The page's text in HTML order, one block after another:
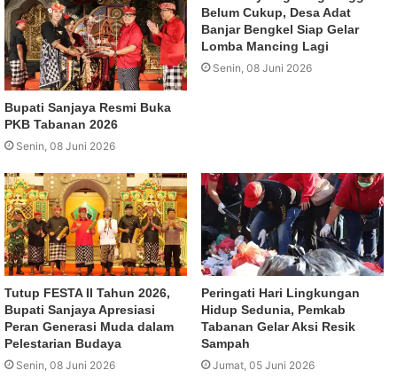
Bupati Sanjaya Resmi Buka
PKB Tabanan 2026
Senin, 08 Juni 2026
Belum Cukup, Desa Adat
Banjar Bengkel Siap Gelar
Lomba Mancing Lagi
Senin, 08 Juni 2026
Tutup FESTA II Tahun 2026,
Bupati Sanjaya Apresiasi
Peran Generasi Muda dalam
Pelestarian Budaya
Senin, 08 Juni 2026
Peringati Hari Lingkungan
Hidup Sedunia, Pemkab
Tabanan Gelar Aksi Resik
Sampah
Jumat, 05 Juni 2026